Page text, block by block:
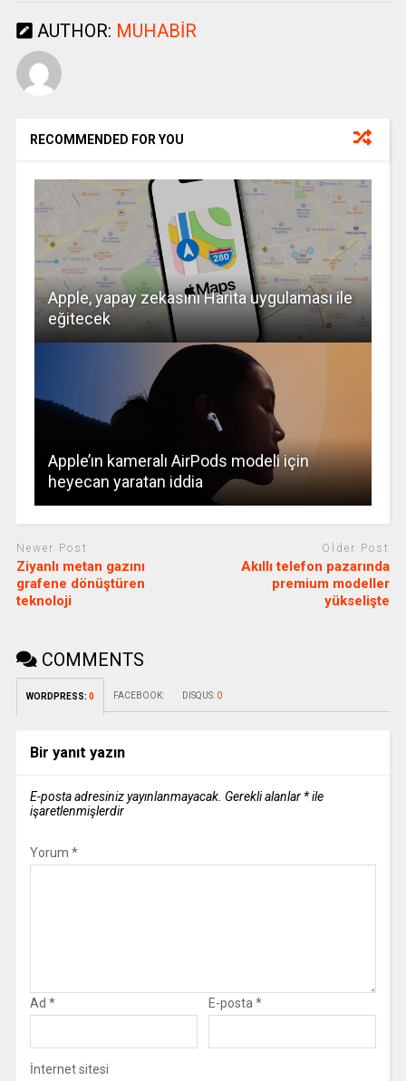
AUTHOR: MUHABIR
RECOMMENDED FOR YOU
Apple, yapay zekasını Harita uygulaması ile
eğitecek
Apple’ın kameralı AirPods modeli için
heyecan yaratan iddia
Newer Post
Ziyanlı metan gazını
grafene dönüştüren
teknoloji
Older Post
Akıllı telefon pazarında
premium modeller
yükselişte
COMMENTS
WORDPRESS: 0 FACEBOOK: DISQUS: 0
Bir yanıt yazın
E-posta adresiniz yayınlanmayacak. Gerekli alanlar *ile
işaretlenmişlerdir
Yorum *
Ad * E-posta*
İnternet sitesi